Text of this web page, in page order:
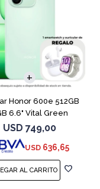
Honor 600e 512GB
6.6" Vital Green
USD 749,00
USD 636,65
COMPARAR